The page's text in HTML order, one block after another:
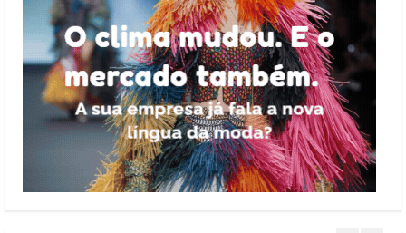
5
4 de agosto de 2026
1
Dia dos Pais reforça retomada da
moda no varejo
7 de agosto de 2026